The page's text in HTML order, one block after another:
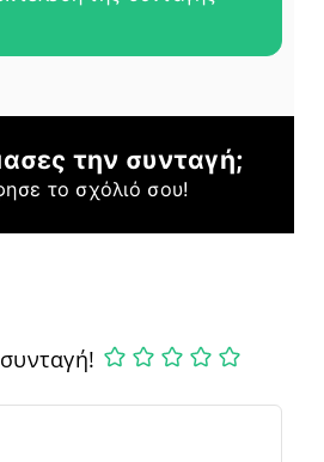
την συνταγή;
το σχόλιό σου!